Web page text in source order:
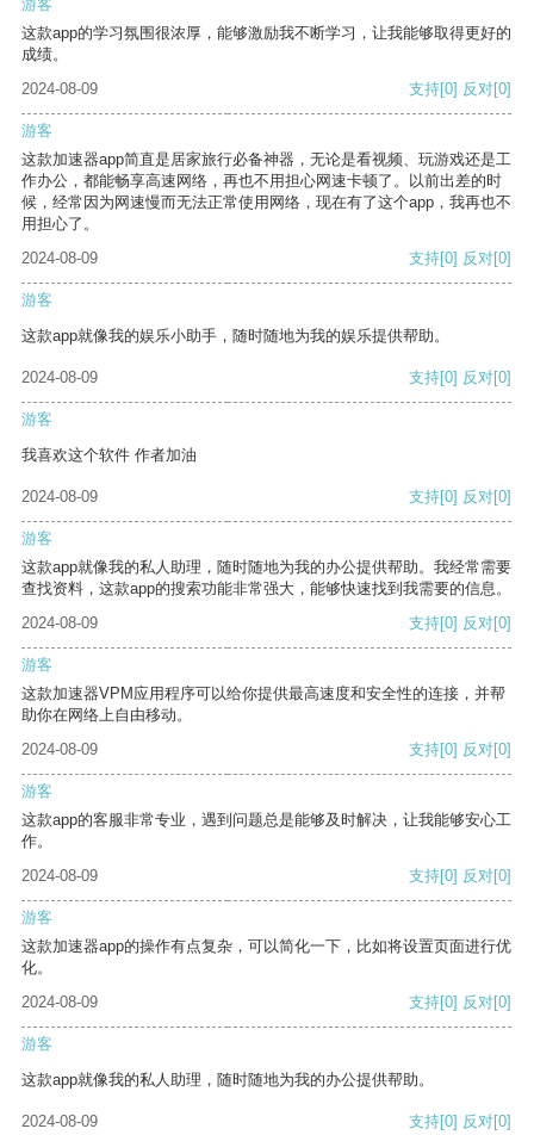
游客
这款app的学习氛围很浓厚，能够激励我不断学习，让我能够取得更好的
成绩。
2024-08-09
支持[0] 反对[0]
游客
这款加速器app简直是居家旅行必备神器，无论是看视频、玩游戏还是工
作办公，都能畅享高速网络，再也不用担心网速卡顿了。以前出差的时
候，经常因为网速慢而无法正常使用网络，现在有了这个app，我再也不
用担心了。
2024-08-09
支持[0] 反对[0]
游客
这款app就像我的娱乐小助手，随时随地为我的娱乐提供帮助。
2024-08-09 支持[0] 反对[0]
游客
我喜欢这个软件 作者加油
2024-08-09 支持[0] 反对[0]
游客
这款app就像我的私人助理，随时随地为我的办公提供帮助。我经常需要
查找资料，这款app的搜索功能非常强大，能够快速找到我需要的信息。
2024-08-09
支持[0] 反对[0]
游客
这款加速器VPM应用程序可以给你提供最高速度和安全性的连接，并帮
助你在网络上自由移动。
2024-08-09
支持[0] 反对[0]
游客
这款app的客服非常专业，遇到问题总是能够及时解决，让我能够安心工
作。
2024-08-09
支持[0] 反对[0]
游客
这款加速器app的操作有点复杂，可以简化一下，比如将设置页面进行优
化。
2024-08-09
支持[0] 反对[0]
游客
这款app就像我的私人助理，随时随地为我的办公提供帮助。
2024-08-09 支持[0] 反对[0]